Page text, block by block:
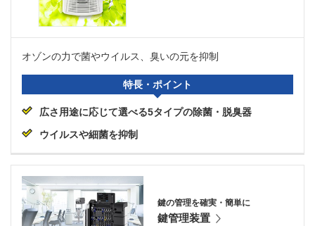
オゾンの力で菌やウイルス、臭いの元を抑制
特長・ポイント
広さ用途に応じて選べる5タイプの除菌・脱臭器
ウイルスや細菌を抑制
鍵の管理を確実・簡単に
鍵管理装置